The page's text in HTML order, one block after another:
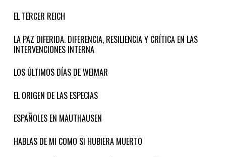
EL TERCER REICH
LA PAZ DIFERIDA. DIFERENCIA, RESILIENCIA Y CRÍTICA EN LAS
INTERVENCIONES INTERNA
LOS ÚLTIMOS DÍAS DE WEIMAR
EL ORIGEN DE LAS ESPECIAS
ESPAÑOLES EN MAUTHAUSEN
HABLAS DE MI COMO SI HUBIERA MUERTO